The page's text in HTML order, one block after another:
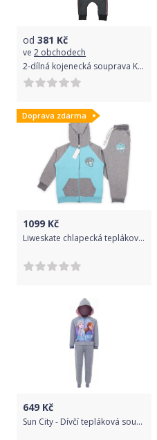
od 381 Kč
ve 2 obchodech
2-dílná kojenecká souprava Koala Wild šedo Varianta: růžová/62 (3-6m)
Doprava zdarma
1099 Kč
Liweskate chlapecká tepláková souprava přírodní bavlna Cigit Kids 4-9 let -12 -Mo -97
649 Kč
Sun City - Dívčí tepláková souprava Ledové království - Frozen Elsa a Anna - šedá 122